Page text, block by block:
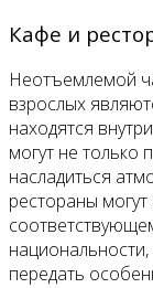
Кафе и
Неотъемлемой
взрослых
находятся
могут не только
насладиться
рестораны
передать